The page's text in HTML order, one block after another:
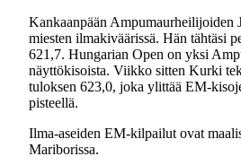
Kankaanpään
miesten ilmakiväärissä. Hän tähtäsi
621,7. Hungarian Open on yksi
näyttökisoista. Viikko sitten Kurki
tuloksen 623,0, joka ylittää EM-
pisteellä.
Ilma-aseiden EM-kilpailut ovat
Mariborissa.